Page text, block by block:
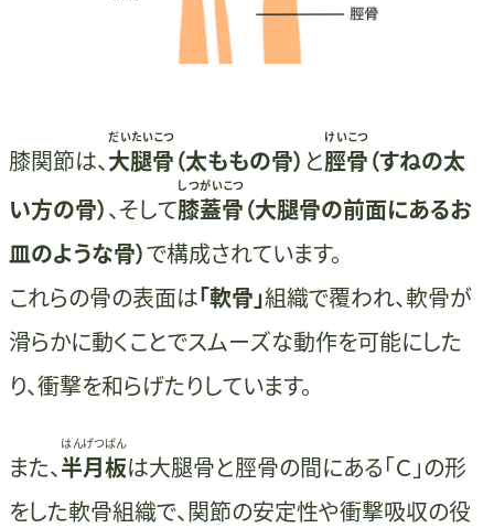
膝関節は、大腿骨
だいたいこつ
（太ももの骨） と脛骨
けいこつ
（すねの太
い方の骨）、そして膝蓋骨
しつがいこつ
（大腿骨の前面にあるお
皿のような骨）で構成されています。
これらの骨の表面は「軟骨」組織で覆われ、軟骨が
滑らかに動くことでスムーズな動作を可能にした
り、衝撃を和らげたりしています。
また、半月板
はんげつばん
は大腿骨と脛骨の間にある「Ｃ」の形
をした軟骨組織で、関節の安定性や衝撃吸収の役